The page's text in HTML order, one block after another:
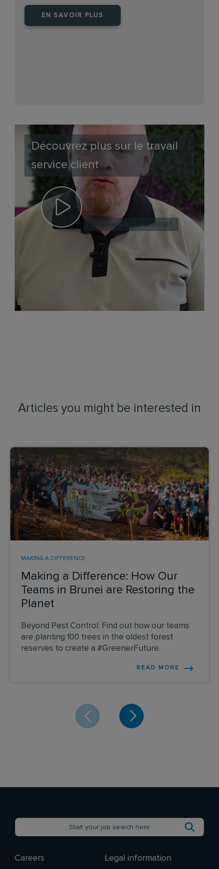
EN SAVOIR PLUS
Découvrez plus sur le travail
service client
Cliquer pour visionner
Articles you might be interested in
Making a Difference: How Our
Teams in Brunei are Restoring the
Planet
MAKING A DIFFERENCE
Beyond Pest Control: Find out how our teams
are planting 100 trees in the oldest forest
reserves to create a #GreenerFuture.
READ MORE
Careers Legal information